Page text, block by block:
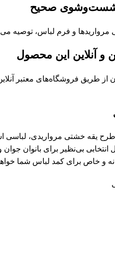
شست‌وشوی صحیح
مرواریدها و فرم لباس، توصیه
و آنلاین این محصول
از طریق فروشگاه‌های معتبر
طرح یقه خشتی مرواریدی،
انتخابی بی‌نظیر برای بانوان
و خاص برای کمد لباس شما